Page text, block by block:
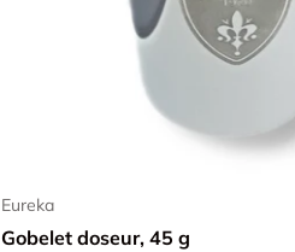
Eureka
Gobelet doseur, 45 g
Ajouter au panier